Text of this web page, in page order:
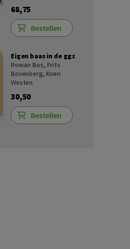
68,75
Bestellen
Eigen baas in de ggz
Rowan Bos, Frits
Bovenberg, Koen
Westen
30,50
Bestellen